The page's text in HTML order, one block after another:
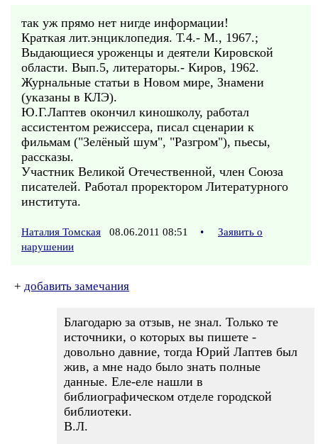
так уж прямо нет нигде информации!
Краткая лит.энциклопедия. Т.4.- М., 1967.;
Выдающиеся уроженцы и деятели Кировской
области. Вып.5, литераторы.- Киров, 1962.
Журнальные статьи в Новом мире, Знамени
(указаны в КЛЭ).
Ю.Г.Лаптев окончил киношколу, работал
ассистентом режиссера, писал сценарии к
фильмам ("Зелёный шум", "Разгром"), пьесы,
рассказы.
Участник Великой Отечественной, член Союза
писателей. Работал проректором Литературного
института.
Наталия Томская 08.06.2011 08:51 •
Заявить о
нарушении
+ добавить замечания
Благодарю за отзыв, не знал. Только те
источники, о которых вы пишете -
довольно давние, тогда Юрий Лаптев был
жив, а мне надо было знать полные
данные. Еле-еле нашли в
библиографическом отделе городской
библиотеки.
В.Л.